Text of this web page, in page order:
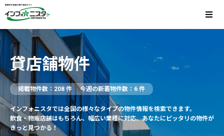
貸店舗物件
掲載物件数：208 件 今週の新着物件数：6 件
インフォニスタでは全国の様々なタイプの物件情報を検索できます。
飲食・物販店舗はもちろん、幅広い業種に対応、あなたにピッタリの物件が
きっと見つかる！